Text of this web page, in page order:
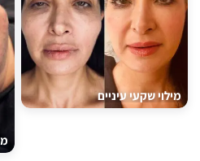
מילוי שקעי עיניים